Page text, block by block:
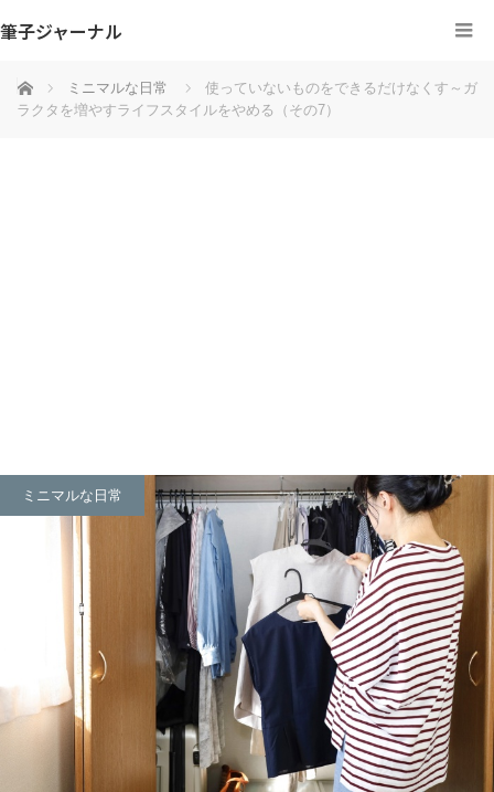
筆子ジャーナル
ホーム ミニマルな日常
使っていないものをできるだけなくす～ガ
ラクタを増やすライフスタイルをやめる（その7）
ミニマルな日常